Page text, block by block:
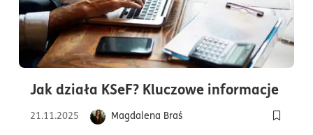
Jak działa KSeF? Kluczowe informacje
21.11.2025
Magdalena Braś